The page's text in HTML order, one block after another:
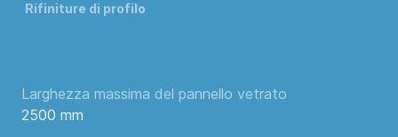
Rifiniture di profilo
Larghezza massima del pannello vetrato
2500 mm